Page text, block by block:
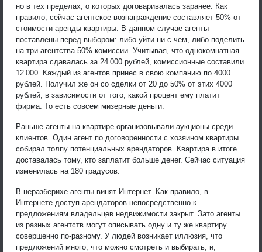
но в тех пределах, о которых договаривалась заранее. Как
правило, сейчас агентское вознаграждение составляет 50% от
стоимости аренды квартиры. В данном случае агенты
поставлены перед выбором: либо уйти ни с чем, либо поделить
на три агентства 50% комиссии. Учитывая, что однокомнатная
квартира сдавалась за 24 000 рублей, комиссионные составили
12 000. Каждый из агентов принес в свою компанию по 4000
рублей. Получил же он со сделки от 20 до 50% от этих 4000
рублей, в зависимости от того, какой процент ему платит
фирма. То есть совсем мизерные деньги.
Раньше агенты на квартире организовывали аукционы среди
клиентов. Один агент по договоренности с хозяином квартиры
собирал толпу потенциальных арендаторов. Квартира в итоге
доставалась тому, кто заплатит больше денег. Сейчас ситуация
изменилась на 180 градусов.
В неразберихе агенты винят Интернет. Как правило, в
Интернете доступ арендаторов непосредственно к
предложениям владельцев недвижимости закрыт. Зато агенты
из разных агентств могут описывать одну и ту же квартиру
совершенно по-разному. У людей возникает иллюзия, что
предложений много, что можно смотреть и выбирать, и,